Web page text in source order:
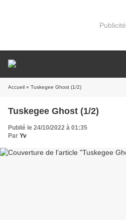
Publicité
Accueil » Tuskegee Ghost (1/2)
Tuskegee Ghost (1/2)
Publié le 24/10/2022 à 01:35
Par Yv